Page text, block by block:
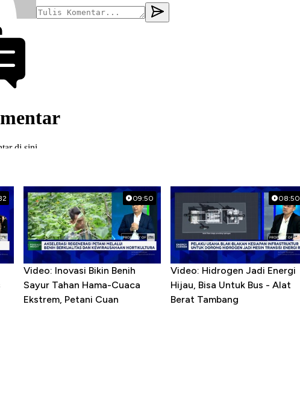
09:50
Video: Inovasi Bikin Benih
Sayur Tahan Hama-Cuaca
Ekstrem, Petani Cuan
08:50
Video: Hidrogen Jadi Energi
Hijau, Bisa Untuk Bus - Alat
Berat Tambang